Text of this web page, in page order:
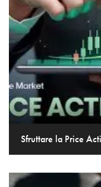
Sfruttare la Price